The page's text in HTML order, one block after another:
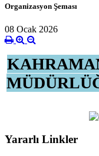
Organizasyon Şeması
08 Ocak 2026
Yararlı Linkler